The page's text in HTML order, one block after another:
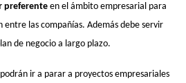
preferente en el ámbito empresarial para
entre las compañías. Además debe servir
de negocio a largo plazo.
ir a parar a proyectos empresariales